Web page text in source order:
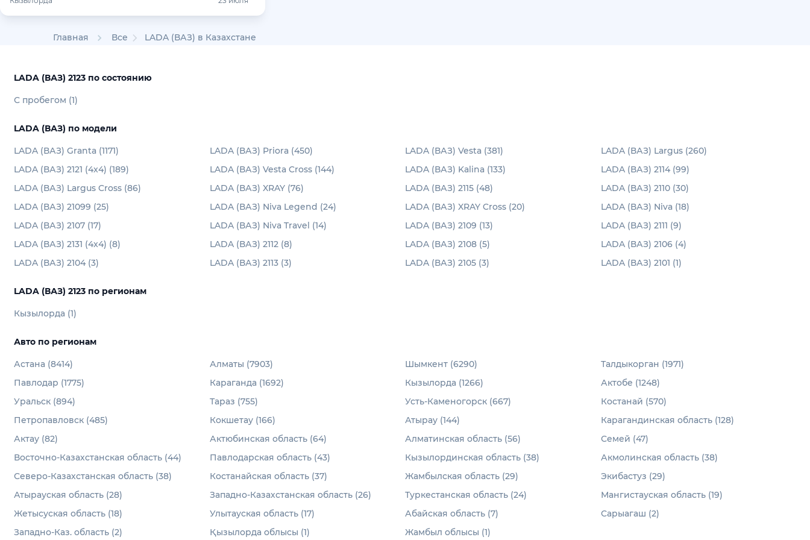
Главная Все LADA (ВАЗ) в Казахстане
LADA (ВАЗ) 2123 по состоянию
С пробегом (1)
LADA (ВАЗ) по модели
LADA (ВАЗ) Granta (1171) LADA (ВАЗ) Priora (450) LADA (ВАЗ) Vesta (381)
LADA (ВАЗ) Largus (260)
LADA (ВАЗ) 2121 (4x4) (189)
LADA (ВАЗ) Vesta Cross (144) LADA (ВАЗ) Kalina (133)
LADA (ВАЗ) 2114 (99)
LADA (ВАЗ) Largus Cross (86)
LADA (ВАЗ) XRAY (76) LADA (ВАЗ) 2115 (48)
LADA (ВАЗ) 2110 (30)
LADA (ВАЗ) 21099 (25)
LADA (ВАЗ) Niva Legend (24) LADA (ВАЗ) XRAY Cross (20)
LADA (ВАЗ) Niva (18)
LADA (ВАЗ) 2107 (17)
LADA (ВАЗ) Niva Travel (14) LADA (ВАЗ) 2109 (13)
LADA (ВАЗ) 2111 (9)
LADA (ВАЗ) 2131 (4x4) (8)
LADA (ВАЗ) 2112 (8) LADA (ВАЗ) 2108 (5)
LADA (ВАЗ) 2106 (4)
LADA (ВАЗ) 2104 (3)
LADA (ВАЗ) 2113 (3) LADA (ВАЗ) 2105 (3) LADA (ВАЗ) 2101 (1)
LADA (ВАЗ) 2123 по регионам
Кызылорда (1)
Авто по регионам
Астана (8414) Алматы (7903) Шымкент (6290)
Талдыкорган (1971)
Павлодар (1775)
Караганда (1692) Кызылорда (1266)
Актобе (1248)
Уральск (894)
Тараз (755) Усть-Каменогорск (667)
Костанай (570)
Петропавловск (485)
Кокшетау (166) Атырау (144)
Карагандинская область (128)
Актау (82)
Актюбинская область (64) Алматинская область (56)
Семей (47)
Восточно-Казахстанская область (44)
Павлодарская область (43) Кызылординская область (38)
Акмолинская область (38)
Северо-Казахстанская область (38)
Костанайская область (37) Жамбылская область (29)
Экибастуз (29)
Атырауская область (28)
Западно-Казахстанская область (26) Туркестанская область (24)
Мангистауская область (19)
Жетысуская область (18)
Улытауская область (17) Абайская область (7)
Сарыагаш (2)
Западно-Каз. область (2)
Қызылорда облысы (1) Жамбыл облысы (1)